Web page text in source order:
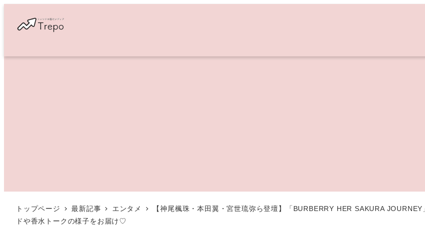
トップページ 最新記事 エンタメ
【神尾楓珠・本田翼・宮世琉弥ら登壇】「BURBERRY HER SAKURA
ドや香水トークの様子をお届け♡